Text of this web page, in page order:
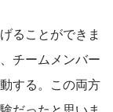
ることができま
チームメンバー
する。この両方